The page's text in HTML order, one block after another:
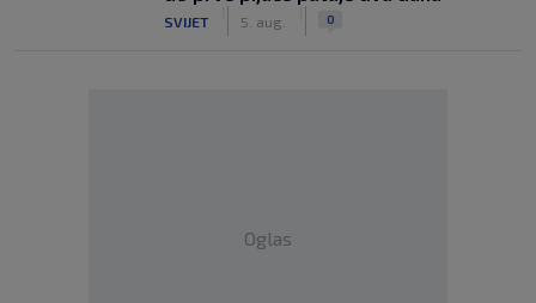
SVIJET 5. aug. 0
Oglas